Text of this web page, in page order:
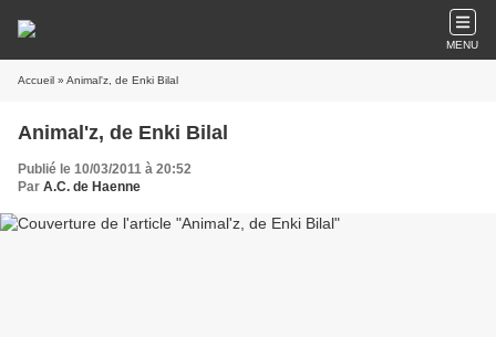
MENU
Accueil » Animal'z, de Enki Bilal
Animal'z, de Enki Bilal
Publié le 10/03/2011 à 20:52
Par A.C. de Haenne